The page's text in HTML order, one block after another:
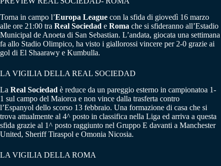
Torna in campo l’Europa League con la sfida di giovedì 16 marzo
alle ore 21:00 tra Real Sociedad e Roma che si sfideranno all’Estadio
Municipal de Anoeta di San Sebastian. L’andata, giocata una settimana
fa allo Stadio Olimpico, ha visto i giallorossi vincere per 2-0 grazie ai
gol di El Shaarawy e Kumbulla.
LA VIGILIA DELLA REAL SOCIEDAD
La Real Sociedad è reduce da un pareggio esterno in campionatoa 1-
1 sul campo del Maiorca e non vince dalla trasferta contro
l’Espanyol dello scorso 13 febbraio. Una formazione di casa che si
trova attualmente al 4^ posto in classifica nella Liga ed arriva a questa
sfida grazie al 1^ posto raggiunto nel Gruppo E davanti a Manchester
United, Sheriff Tiraspol e Omonia Nicosia.
LA VIGILIA DELLA ROMA